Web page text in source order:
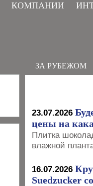
КОМПАНИИ
ЗА РУБЕЖОМ
23.07.2026
цены на
Плитка
влажной
16.07.2026
Suedzucker